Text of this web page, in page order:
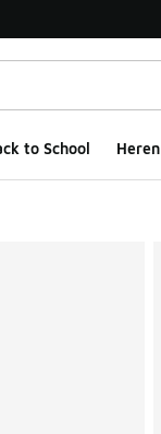
to School Heren